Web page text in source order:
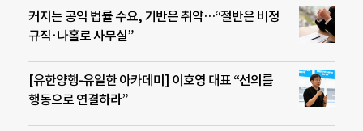
커지는 공익 법률 수요, 기반은 취약…“절반은 비정
규직·나홀로 사무실”
[유한양행-유일한 아카데미] 이호영 대표 “선의를
행동으로 연결하라”